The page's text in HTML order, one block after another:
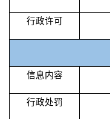
行政许可
信息内容
行政处罚